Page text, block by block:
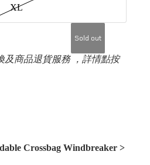
XL
Sold out
及商品退貨服務 ，詳情點按
Crossbag Windbreaker >